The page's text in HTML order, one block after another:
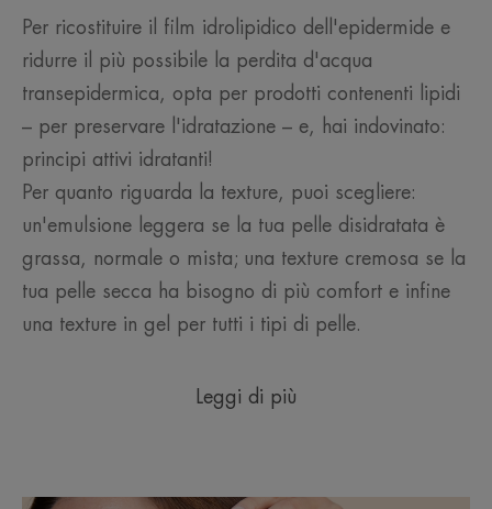
Per ricostituire il film idrolipidico dell'epidermide e
ridurre il più possibile la perdita d'acqua
transepidermica, opta per prodotti contenenti lipidi
– per preservare l'idratazione – e, hai indovinato:
principi attivi idratanti!
Per quanto riguarda la texture, puoi scegliere:
un'emulsione leggera se la tua pelle disidratata è
grassa, normale o mista; una texture cremosa se la
tua pelle secca ha bisogno di più comfort e infine
una texture in gel per tutti i tipi di pelle.
Leggi di più